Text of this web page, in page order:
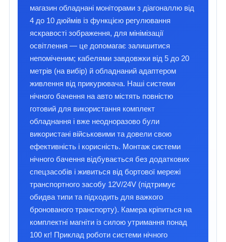
магазин обладнані моніторами з діагоналлю від
4 до 10 дюймів із функцією регулювання
яскравості зображення, для мінімізації
освітлення — це допомагає залишитися
непоміченим; кабелями завдовжки від 5 до 20
метрів (на вибір) й обладнаний адаптером
живлення від прикурювача. Наші системи
нічного бачення на авто містять повністю
готовий для використання комплект
обладнання і вже неодноразово були
використані військовими та довели свою
ефективність і корисність. Монтаж системи
нічного бачення відбувається без додаткових
спецзасобів і живиться від бортової мережі
транспортного засобу 12V/24V (підтримує
обидва типи та підходить для важкого
бронованого транспорту). Камера кріпиться на
комплектні магніти із силою утримання понад
100 кг! Приклад роботи системи нічного